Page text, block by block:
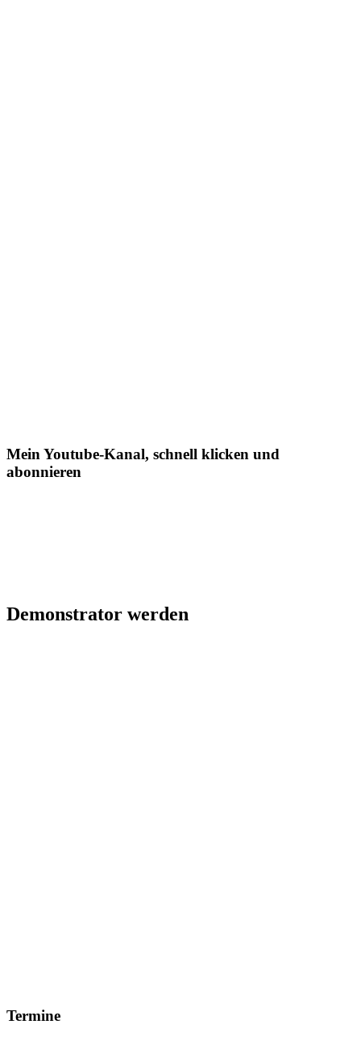
Mein Youtube-Kanal, schnell klicken und
abonnieren
Demonstrator werden
Termine